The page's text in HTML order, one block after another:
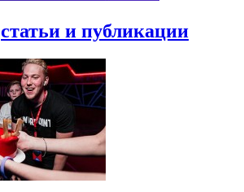
статьи и публикации